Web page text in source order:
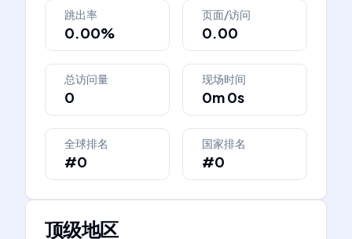
跳出率
0.00%
页面/访问
0.00
总访问量
0
现场时间
0m 0s
全球排名
#0
国家排名
#0
顶级地区